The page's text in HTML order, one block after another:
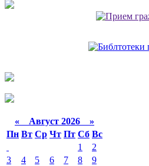
« Август 2026 »
Пн Вт Ср Чт Пт Сб Вс
1
2
3
4 5 6 7 8
9